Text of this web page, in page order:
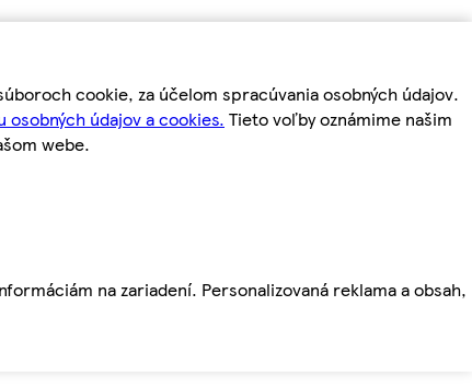
cookie, za účelom spracúvania osobných údajov.
údajov a cookies. Tieto voľby oznámime našim
webe.
na zariadení. Personalizovaná reklama a obsah,